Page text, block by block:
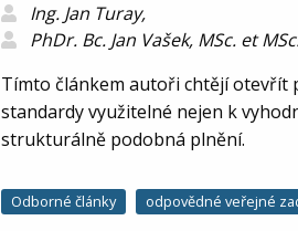
Ing. Jan Turay,
PhDr. Bc. Jan Vašek, MSc. et
Tímto článkem autoři chtějí otevřít
standardy využitelné nejen k
strukturálně podobná plnění.
Odborné články odpovědné veřejné